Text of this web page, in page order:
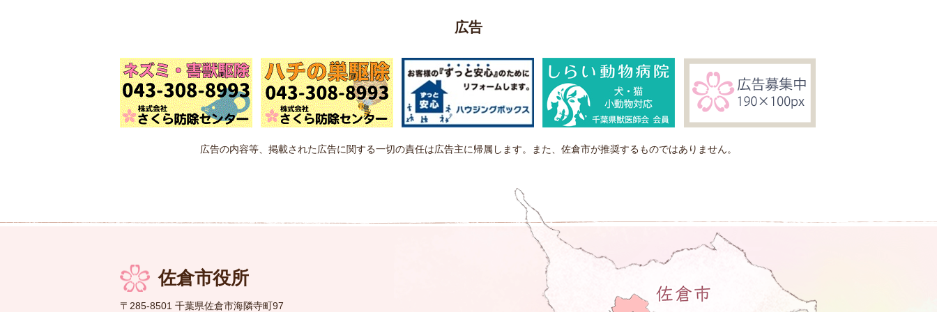
広告
広告の内容等、掲載された広告に関する一切の責任は広告主に帰属します。また、佐倉市が推奨するものではありません。
佐倉市役所
〒285-8501 千葉県佐倉市海隣寺町97